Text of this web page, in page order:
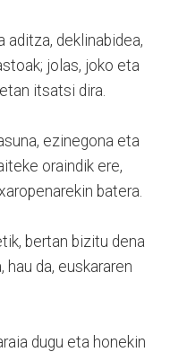
aditza, deklinabidea,
jolas, joko eta
itsatsi dira.
ezinegona eta
oraindik ere,
batera.
bertan bizitu dena
da, euskararen
dugu eta honekin